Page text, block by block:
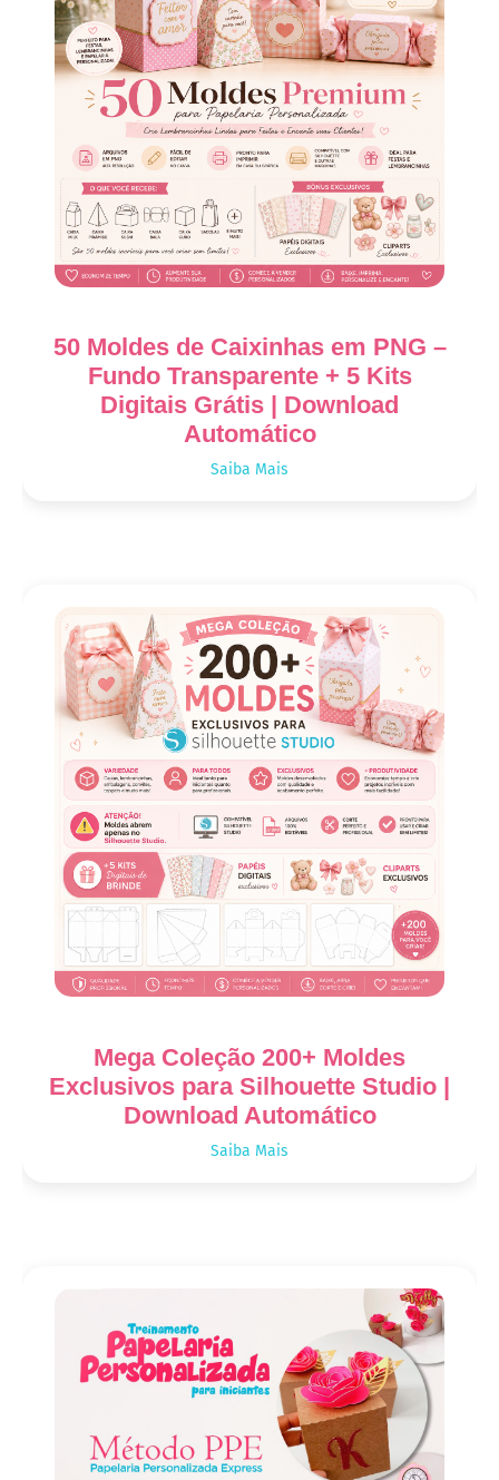
50 Moldes de Caixinhas em PNG –
Fundo Transparente + 5 Kits
Digitais Grátis | Download
Automático
Saiba Mais
Mega Coleção 200+ Moldes
Exclusivos para Silhouette Studio |
Download Automático
Saiba Mais